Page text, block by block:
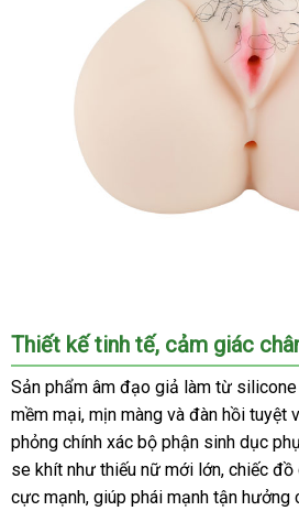
Âm
Đạo
Giả
Siêu
Mịn
Chân
Thật
Kích
Thiết kế tinh tế, cảm giác
Sản phẩm âm đạo giả làm từ
mềm mại, mịn màng và đàn hồi tuyệt
phỏng chính xác bộ phận sinh dục
se khít như thiếu nữ mới lớn, chiếc
cực mạnh, giúp phái mạnh tận hưởng